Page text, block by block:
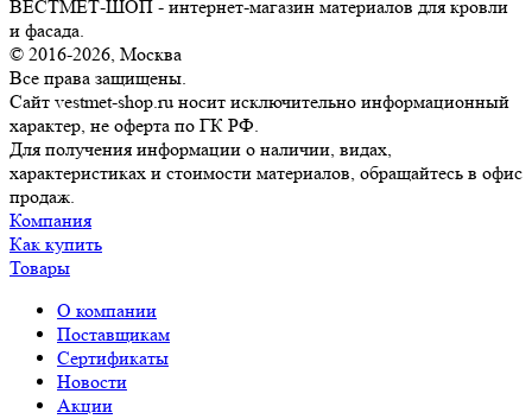
ВЕСТМЕТ-ШОП - интернет-магазин материалов для кровли
и фасада.
© 2016-2026, Москва
Все права защищены.
Сайт vestmet-shop.ru носит исключительно информационный
характер, не оферта по ГК РФ.
Для получения информации о наличии, видах,
характеристиках и стоимости материалов, обращайтесь в офис
продаж.
Компания
Как купить
Товары
О компании
Поставщикам
Сертификаты
Новости
Акции